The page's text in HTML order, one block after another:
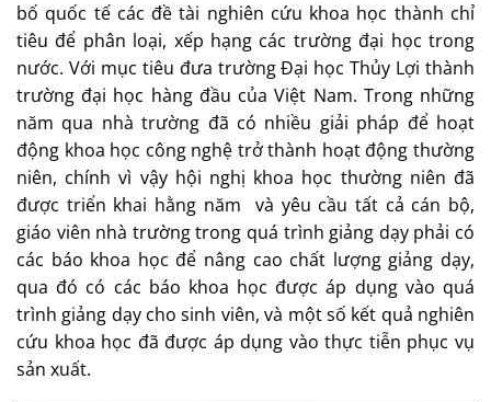
bố quốc tế các đề tài nghiên cứu khoa học thành chỉ
tiêu để phân loại, xếp hạng các trường đại học trong
nước. Với mục tiêu đưa trường Đại học Thủy Lợi thành
trường đại học hàng đầu của Việt Nam. Trong những
năm qua nhà trường đã có nhiều giải pháp để hoạt
động khoa học công nghệ trở thành hoạt động thường
niên, chính vì vậy hội nghị khoa học thường niên đã
được triển khai hằng năm và yêu cầu tất cả cán bộ,
giáo viên nhà trường trong quá trình giảng dạy phải có
các báo khoa học để nâng cao chất lượng giảng dạy,
qua đó có các báo khoa học được áp dụng vào quá
trình giảng dạy cho sinh viên, và một số kết quả nghiên
cứu khoa học đã được áp dụng vào thực tiễn phục vụ
sản xuất.